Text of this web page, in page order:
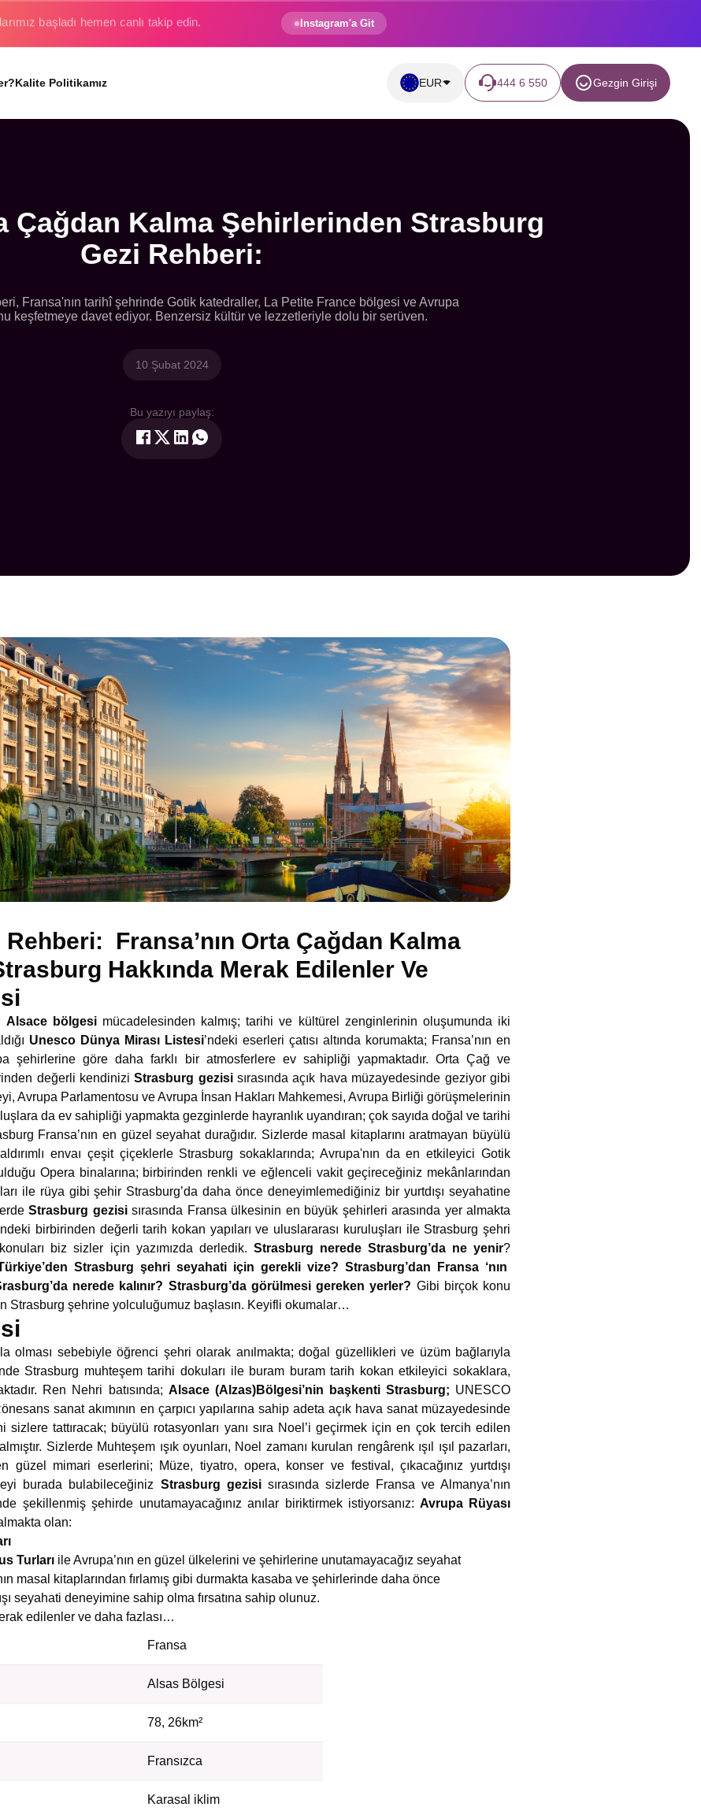
gezginin hayali gerçek oluyor. Instagram'a Git
Kalite Politikamız EUR 444 6 550 Gezgin Girişi
Çağdan Kalma Şehirlerinden Strasburg
Gezi Rehberi:
Fransa'nın tarihî şehrinde Gotik katedraller, La Petite France bölgesi ve Avrupa
keşfetmeye davet ediyor. Benzersiz kültür ve lezzetleriyle dolu bir serüven.
10 Şubat 2024
Bu yazıyı paylaş:
Fransa’nın Orta Çağdan Kalma
Hakkında Merak Edilenler Ve
Alsace bölgesimücadelesinden kalmış; tarihi ve kültürel zenginlerinin oluşumunda iki
Unesco Dünya Mirası Listesi’ndeki eserleri çatısı altında korumakta; Fransa’nın en
şehirlerine göre daha farklı bir atmosferlere ev sahipliği yapmaktadır. Orta Çağ ve
değerli kendiniziStrasburg gezisisırasında açık hava müzayedesinde geziyor gibi
Avrupa Parlamentosu ve Avrupa İnsan Hakları Mahkemesi, Avrupa Birliği görüşmelerinin
da ev sahipliği yapmakta gezginlerde hayranlık uyandıran; çok sayıda doğal ve tarihi
Fransa’nın en güzel seyahat durağıdır. Sizlerde masal kitaplarını aratmayan büyülü
envaı çeşit çiçeklerle Strasburg sokaklarında; Avrupa'nın da en etkileyici Gotik
Opera binalarına; birbirinden renkli ve eğlenceli vakit geçireceğiniz mekânlarından
ile rüya gibi şehir Strasburg’da daha önce deneyimlemediğiniz bir yurtdışı seyahatine
Strasburg gezisisırasında Fransa ülkesinin en büyük şehirleri arasında yer almakta
birbirinden değerli tarih kokan yapıları ve uluslararası kuruluşları ile Strasburg şehri
biz sizler için yazımızda derledik. Strasburg nerede Strasburg’da ne yenir?
Strasburg şehri seyahati için gerekli vize? Strasburg’dan Fransa ‘nın
nerede kalınır? Strasburg’da görülmesi gereken yerler? Gibi birçok konu
Strasburg şehrine yolculuğumuz başlasın. Keyifli okumalar…
olması sebebiyle öğrenci şehri olarak anılmakta; doğal güzellikleri ve üzüm bağlarıyla
Strasburg muhteşem tarihi dokuları ile buram buram tarih kokan etkileyici sokaklara,
Ren Nehri batısında; Alsace (Alzas)Bölgesi’nin başkenti Strasburg; UNESCO
sanat akımının en çarpıcı yapılarına sahip adeta açık hava sanat müzayedesinde
sizlere tattıracak; büyülü rotasyonları yanı sıra Noel’i geçirmek için en çok tercih edilen
Sizlerde Muhteşem ışık oyunları, Noel zamanı kurulan rengârenk ışıl ışıl pazarları,
güzel mimari eserlerini; Müze, tiyatro, opera, konser ve festival, çıkacağınız yurtdışı
burada bulabileceğiniz Strasburg gezisisırasında sizlerde Fransa ve Almanya’nın
şekillenmiş şehirde unutamayacağınız anılar biriktirmek istiyorsanız: Avrupa Rüyası
olan:
Turları ile Avrupa’nın en güzel ülkelerini ve şehirlerine unutamayacağız seyahat
masal kitaplarından fırlamış gibi durmakta kasaba ve şehirlerinde daha önce
seyahati deneyimine sahip olma fırsatına sahip olunuz.
edilenler ve daha fazlası…
Fransa
Alsas Bölgesi
78, 26km²
Fransızca
Karasal iklim